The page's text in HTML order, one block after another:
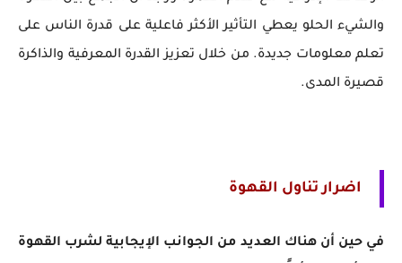
والشيء الحلو يعطي التأثير الأكثر فاعلية على قدرة الناس على
تعلم معلومات جديدة. من خلال تعزيز القدرة المعرفية والذاكرة
قصيرة المدى.
اضرار تناول القهوة
في حين أن هناك العديد من الجوانب الإيجابية لشرب القهوة